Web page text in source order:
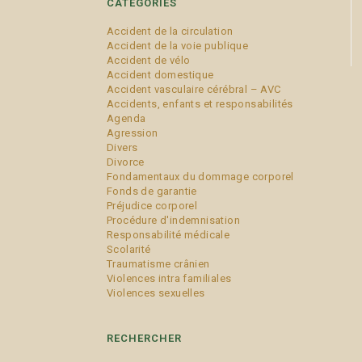
CATÉGORIES
Accident de la circulation
Accident de la voie publique
Accident de vélo
Accident domestique
Accident vasculaire cérébral – AVC
Accidents, enfants et responsabilités
Agenda
Agression
Divers
Divorce
Fondamentaux du dommage corporel
Fonds de garantie
Préjudice corporel
Procédure d'indemnisation
Responsabilité médicale
Scolarité
Traumatisme crânien
Violences intra familiales
Violences sexuelles
RECHERCHER